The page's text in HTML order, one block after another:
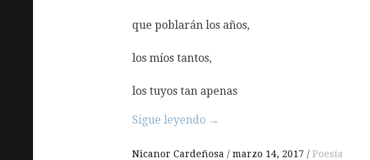
que poblarán los años,
los míos tantos,
los tuyos tan apenas
Sigue leyendo →
Nicanor Cardeñosa marzo 14, 2017 Poesía